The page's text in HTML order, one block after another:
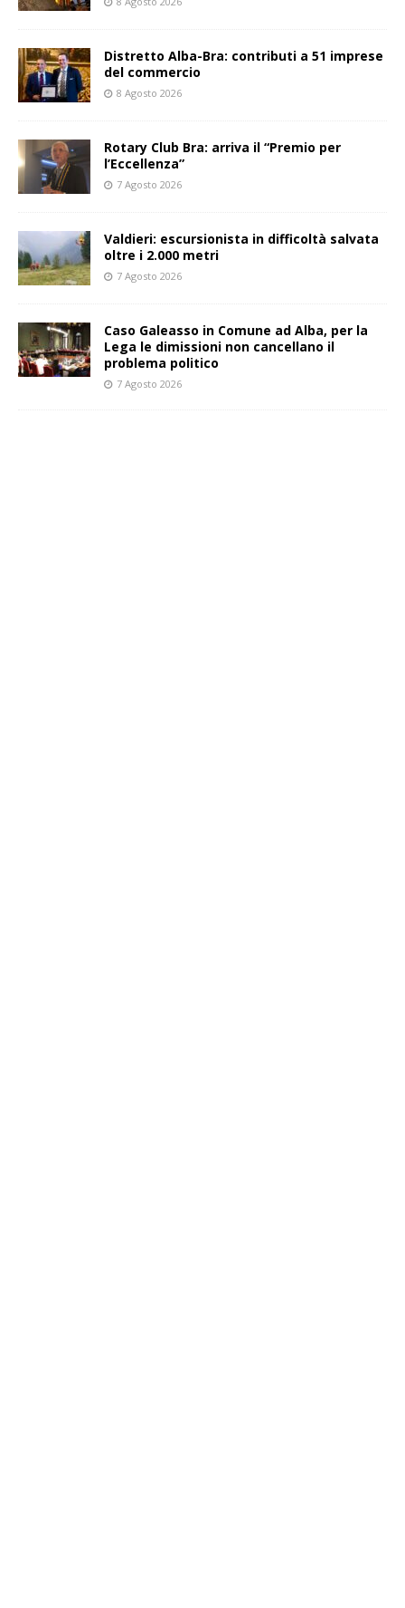
Distretto Alba-Bra: contributi a 51 imprese
del commercio
8 Agosto 2026
Rotary Club Bra: arriva il “Premio per
l’Eccellenza”
7 Agosto 2026
Valdieri: escursionista in difficoltà salvata
oltre i 2.000 metri
7 Agosto 2026
Caso Galeasso in Comune ad Alba, per la
Lega le dimissioni non cancellano il
problema politico
7 Agosto 2026